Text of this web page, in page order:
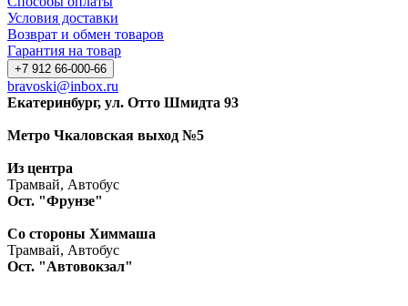
Условия доставки
Возврат и обмен товаров
Гарантия на товар
+7 912 66-000-66
bravoski@inbox.ru
Екатеринбург, ул. Отто Шмидта 93
Метро Чкаловская выход №5
Из центра
Трамвай, Автобус
Ост. "Фрунзе"
Со стороны Химмаша
Трамвай, Автобус
Ост. "Автовокзал"